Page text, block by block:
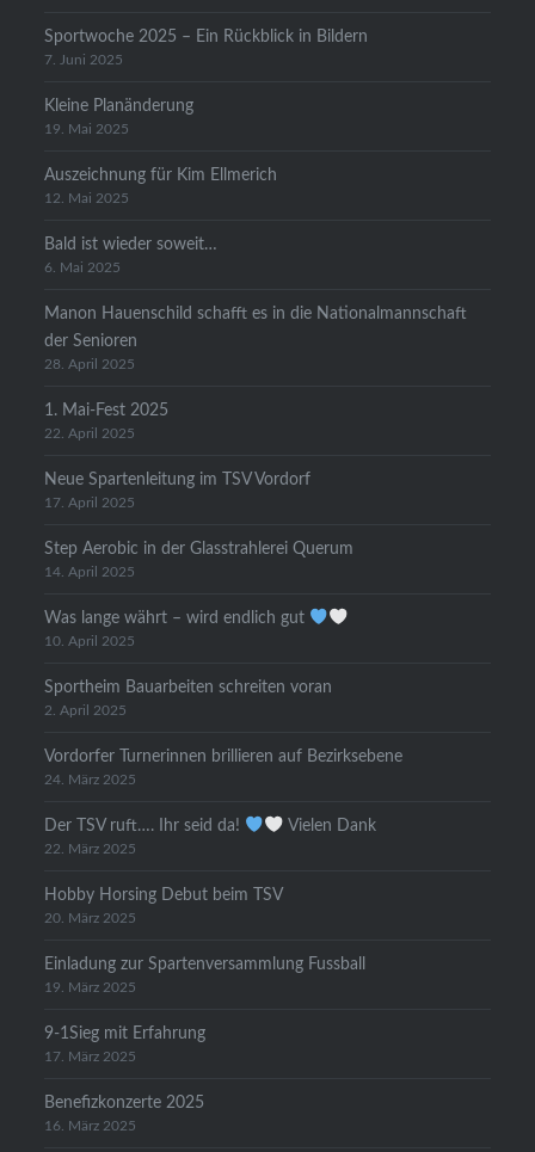
Sportwoche 2025 – Ein Rückblick in Bildern
7. Juni 2025
Kleine Planänderung
19. Mai 2025
Auszeichnung für Kim Ellmerich
12. Mai 2025
Bald ist wieder soweit…
6. Mai 2025
Manon Hauenschild schafft es in die Nationalmannschaft
der Senioren
28. April 2025
1. Mai-Fest 2025
22. April 2025
Neue Spartenleitung im TSV Vordorf
17. April 2025
Step Aerobic in der Glasstrahlerei Querum
14. April 2025
Was lange währt – wird endlich gut
10. April 2025
Sportheim Bauarbeiten schreiten voran
2. April 2025
Vordorfer Turnerinnen brillieren auf Bezirksebene
24. März 2025
Der TSV ruft…. Ihr seid da! Vielen Dank
22. März 2025
Hobby Horsing Debut beim TSV
20. März 2025
Einladung zur Spartenversammlung Fussball
19. März 2025
9-1Sieg mit Erfahrung
17. März 2025
Benefizkonzerte 2025
16. März 2025